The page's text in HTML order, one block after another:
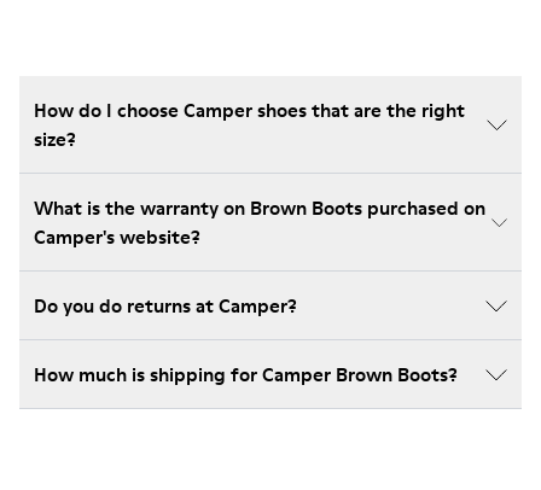
How do I choose Camper shoes that are the right
size?
What is the warranty on Brown Boots purchased on
Camper's website?
Do you do returns at Camper?
How much is shipping for Camper Brown Boots?